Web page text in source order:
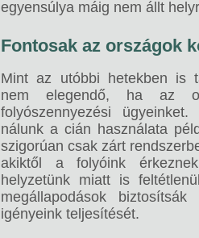
egyensúlya máig nem állt
Fontosak az országok
Mint az utóbbi hetekben is
nem elegendő, ha az
folyószennyezési
nálunk a cián használata
szigorúan csak zárt
akiktől a folyóink
helyzetünk miatt is
megállapodások
igényeink teljesítését.